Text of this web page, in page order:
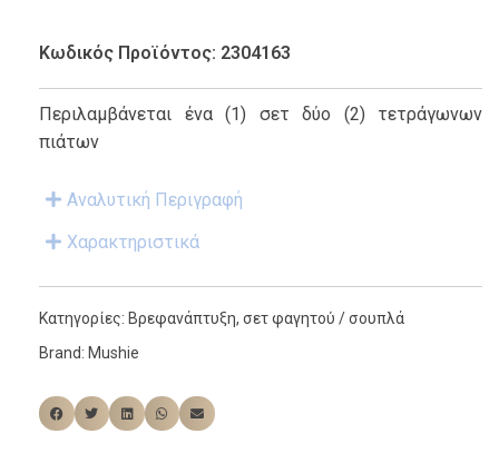
Κωδικός Προϊόντος: 2304163
Περιλαμβάνεται ένα (1) σετ δύο (2) τετράγωνων
πιάτων
Αναλυτική Περιγραφή
Χαρακτηριστικά
Κατηγορίες: Βρεφανάπτυξη, σετ φαγητού / σουπλά
Brand: Mushie